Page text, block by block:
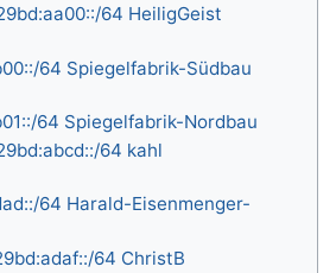
64 HeiligGeist
64 Spiegelfabrik-Südbau
64 Spiegelfabrik-Nordbau
64 kahl
64 Harald-Eisenmenger-
64 ChristB